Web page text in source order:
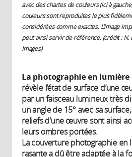
avec des chartes de couleurs (ici à
couleurs sont reproduites le plus
considérées comme exactes. L'image
peut ainsi servir de référence. (crédit : N.
Images)
La photographie en lumière
révèle l’état de surface d’une
par un faisceau lumineux très
un angle de 15° avec sa
reliefs d’une œuvre sont ainsi
leurs ombres portées.
La couverture photographie en
rasante a dû être adaptée à la